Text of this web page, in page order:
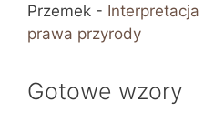
Przemek -
prawa przyrody
Gotowe wzory